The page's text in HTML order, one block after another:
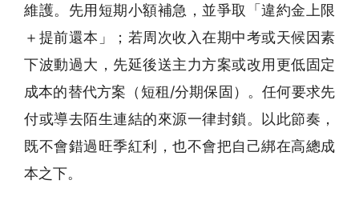
維護。先用短期小額補急，並爭取「違約金上限
＋提前還本」；若周次收入在期中考或天候因素
下波動過大，先延後送主力方案或改用更低固定
成本的替代方案（短租/分期保固）。任何要求先
付或導去陌生連結的來源一律封鎖。以此節奏，
既不會錯過旺季紅利，也不會把自己綁在高總成
本之下。